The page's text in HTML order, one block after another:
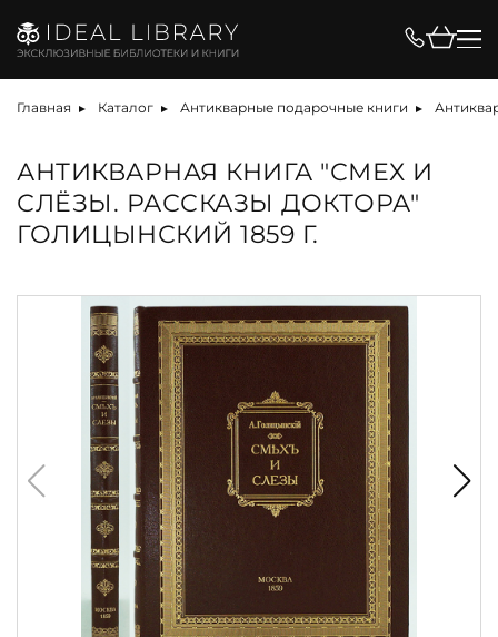
Главная Каталог Антикварные подарочные книги
АНТИКВАРНАЯ КНИГА "СМЕХ И
СЛЁЗЫ. РАССКАЗЫ ДОКТОРА"
ГОЛИЦЫНСКИЙ 1859 Г.